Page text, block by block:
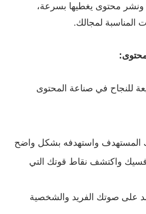
ونشر محتوى يغطيها بسرعة،
المناسبة لمجالك.
سريعة للنجاح في صناعة المحتوى
واستهدفه بشكل واضح
واكتشف نقاط قوتك التي
على صوتك الفريد والشخصية